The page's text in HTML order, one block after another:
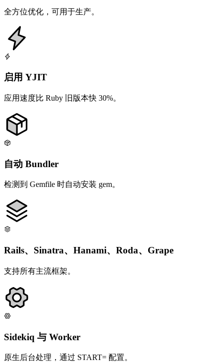
全方位优化，可用于生产。
启用 YJIT
应用速度比 Ruby 旧版本快 30%。
自动 Bundler
检测到 Gemfile 时自动安装 gem。
Rails、Sinatra、Hanami、Roda、Grape
支持所有主流框架。
Sidekiq 与 Worker
原生后台处理，通过 START= 配置。